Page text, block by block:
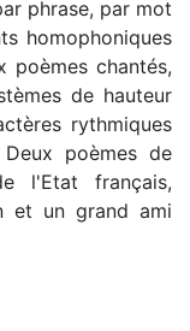
phrase, par mot
homophoniques
poèmes chantés,
de hauteur
rythmiques
poèmes de
l'Etat français,
et un grand ami